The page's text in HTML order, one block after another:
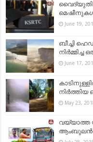
വൈദ്യുതി
മെഷീനുകള്‍
June 19,
ബീച്ചി
നിർമ്മിച്ച
June 17,
May 23,
വയ്യാത്ത